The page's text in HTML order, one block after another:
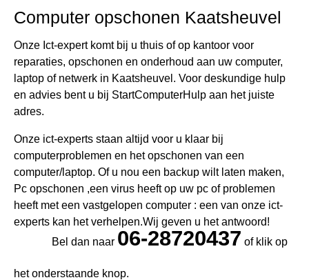
Computer opschonen Kaatsheuvel
Onze Ict-expert komt bij u thuis of op kantoor voor
reparaties, opschonen en onderhoud aan uw computer,
laptop of netwerk in Kaatsheuvel. Voor deskundige hulp
en advies bent u bij StartComputerHulp aan het juiste
adres.
Onze ict-experts staan altijd voor u klaar bij
computerproblemen en het opschonen van een
computer/laptop. Of u nou een backup wilt laten maken,
Pc opschonen ,een virus heeft op uw pc of problemen
heeft met een vastgelopen computer : een van onze ict-
experts kan het verhelpen.Wij geven u het antwoord!
Bel dan naar 06-28720437 of klik op
het onderstaande knop.